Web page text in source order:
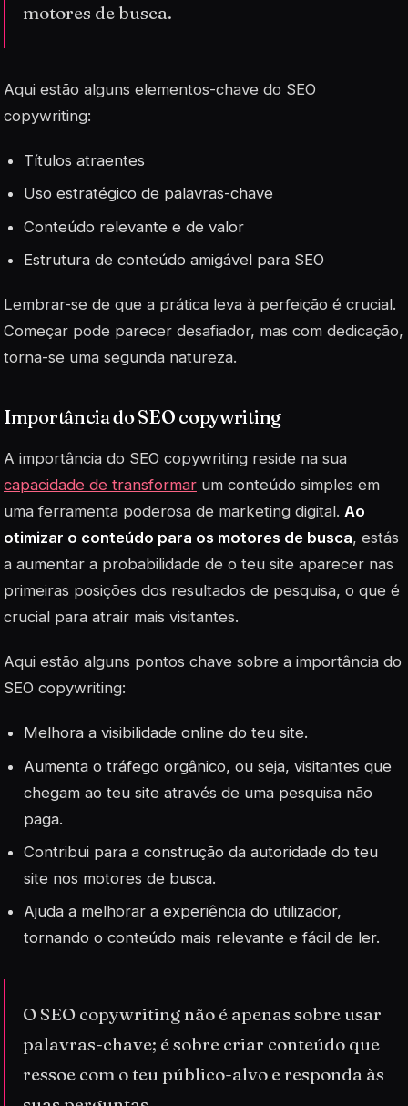
motores de busca.
Aqui estão alguns elementos-chave do SEO
copywriting:
Títulos atraentes
Uso estratégico de palavras-chave
Conteúdo relevante e de valor
Estrutura de conteúdo amigável para SEO
Lembrar-se de que a prática leva à perfeição é crucial.
Começar pode parecer desafiador, mas com dedicação,
torna-se uma segunda natureza.
Importância do SEO copywriting
A importância do SEO copywriting reside na sua
capacidade de transformar um conteúdo simples em
uma ferramenta poderosa de marketing digital. Ao
otimizar o conteúdo para os motores de busca, estás
a aumentar a probabilidade de o teu site aparecer nas
primeiras posições dos resultados de pesquisa, o que é
crucial para atrair mais visitantes.
Aqui estão alguns pontos chave sobre a importância do
SEO copywriting:
Melhora a visibilidade online do teu site.
Aumenta o tráfego orgânico, ou seja, visitantes que
chegam ao teu site através de uma pesquisa não
paga.
Contribui para a construção da autoridade do teu
site nos motores de busca.
Ajuda a melhorar a experiência do utilizador,
tornando o conteúdo mais relevante e fácil de ler.
O SEO copywriting não é apenas sobre usar
palavras-chave; é sobre criar conteúdo que
ressoe com o teu público-alvo e responda às